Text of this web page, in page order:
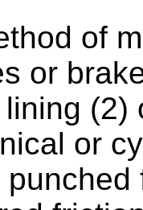
of
or
(2)
or
punched